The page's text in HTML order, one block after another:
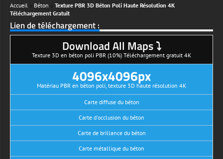
Accueil Béton
Texture PBR 3D Béton Poli Haute Résolution 4K
Téléchargement Gratuit
Lien de téléchargement :
Download All Maps ⤵
Texture 3D en béton poli PBR (10%) Téléchargement gratuit 4K
4096x4096px
Matériau PBR en béton poli, texture 3D haute résolution 4K
Carte diffuse du béton
Carte d'occlusion du béton
Carte de brillance du béton
Carte métallique du béton